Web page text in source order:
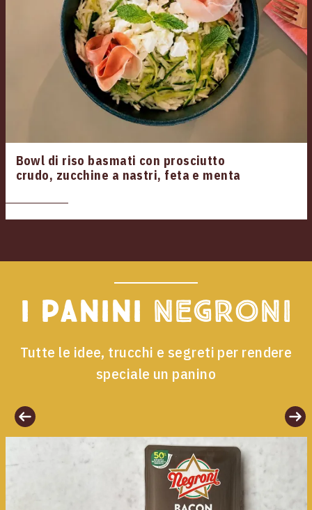
Bowl di riso basmati con prosciutto
crudo, zucchine a nastri, feta e menta
I panini Negroni
Tutte le idee, trucchi e segreti per rendere
speciale un panino